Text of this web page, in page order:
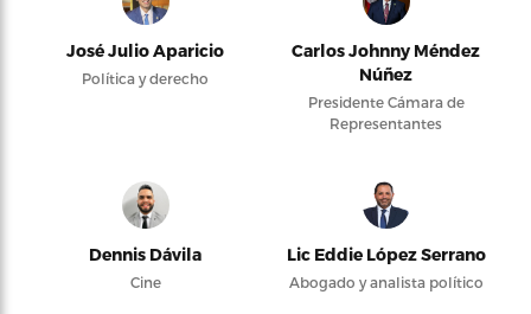
José Julio Aparicio
Política y derecho
Carlos Johnny Méndez
Núñez
Presidente Cámara de
Representantes
Dennis Dávila
Cine
Lic Eddie López Serrano
Abogado y analista político